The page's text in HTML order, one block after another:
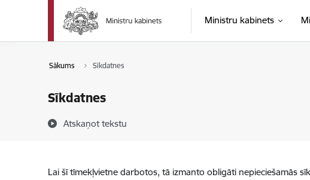
Pāriet uz lapas saturu
Ministru kabinets
Sākums Sīkdatnes
Sīkdatnes
Atskaņot tekstu
Lai šī tīmekļvietne darbotos, tā izmanto obligāti nepieciešamās